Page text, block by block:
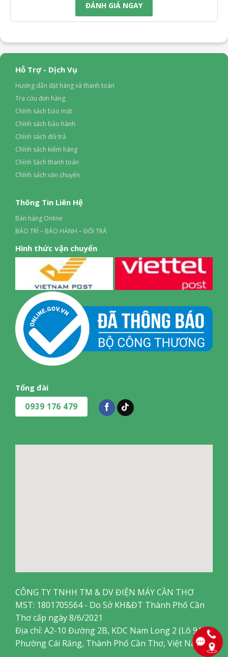
ĐÁNH GIÁ NGAY
Hỗ Trợ - Dịch Vụ
Hướng dẫn đặt hàng và thanh toán
Tra cứu đơn hàng
Chính sách bảo mật
Chính sách bảo hành
Chính sách đổi trả
Chính sách kiểm hàng
Chính Sách thanh toán
Chính sách vận chuyển
Thông Tin Liên Hệ
Bán hàng Online
BẢO TRÌ – BẢO HÀNH – ĐỔI TRẢ
Hình thức vận chuyển
Tổng đài
0939 176 479
CÔNG TY TNHH TM & DV ĐIỆN MÁY CẦN THƠ
MST: 1801705564 - Do Sở KH&ĐT Thành Phố Cần
Thơ cấp ngày 8/6/2021
Địa chỉ: A2-10 Đường 2B, KDC Nam Long 2 (Lô 9A),
Phường Cái Răng, Thành Phố Cần Thơ, Việt Nam